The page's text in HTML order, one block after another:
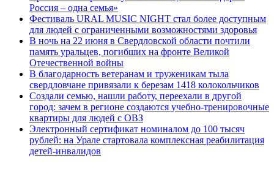
Россия – одна семья»
Фестиваль URAL MUSIC NIGHT стал более доступным
для людей с ограниченными возможностями здоровья
В ночь на 22 июня в Свердловской области почтили
память уральцев, погибших на фронте Великой
Отечественной войны
В благодарность ветеранам и труженикам тыла
свердловчане привязали к березам 1418 колокольчиков
Создали семью, нашли работу, переехали в другой
город: зачем в регионе создаются учебно-тренировочные
квартиры для людей с ОВЗ
Электронный сертификат номиналом до 100 тысяч
рублей: на Урале стартовала комплексная реабилитация
детей-инвалидов